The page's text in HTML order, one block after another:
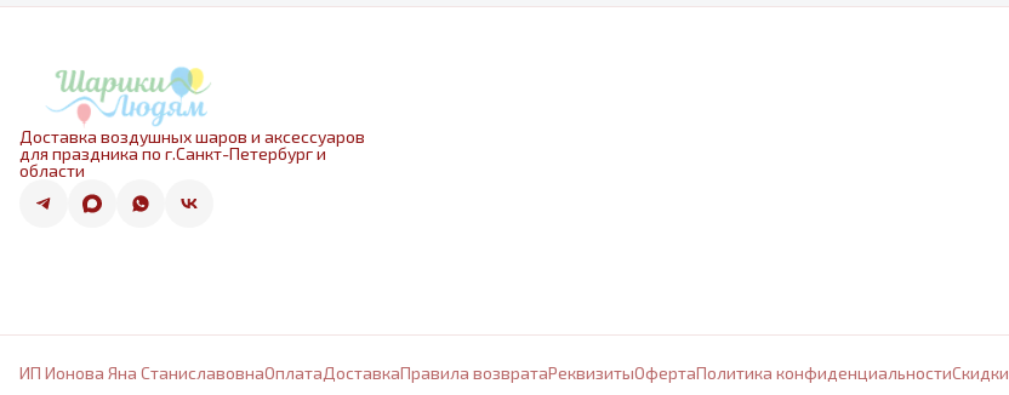
Доставка воздушных шаров и аксессуаров
для праздника по г.Санкт-Петербург и
области
ИП Ионова Яна СтаниславовнаОплатаДоставкаПравила возвратаРеквизитыОфертаПолитика конфиденциальностиCкидки